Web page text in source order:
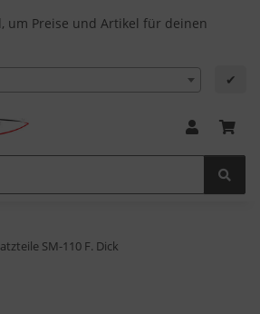
um Preise und Artikel für deinen
✔
SM-110 F. Dick